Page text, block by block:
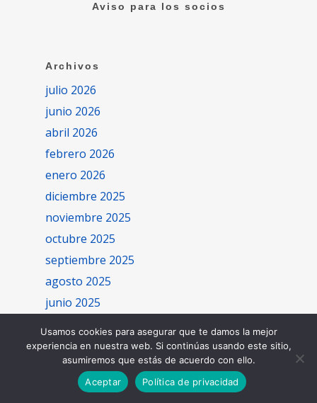
Aviso para los socios
Archivos
julio 2026
junio 2026
abril 2026
febrero 2026
enero 2026
diciembre 2025
noviembre 2025
octubre 2025
septiembre 2025
agosto 2025
junio 2025
abril 2025
marzo 2025
febrero 2025
Usamos cookies para asegurar que te damos la mejor
experiencia en nuestra web. Si continúas usando este sitio,
asumiremos que estás de acuerdo con ello.
Aceptar
Política de privacidad